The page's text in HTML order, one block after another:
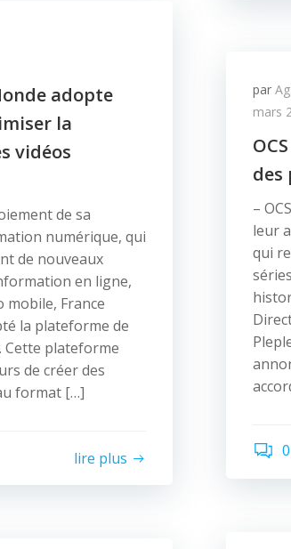
adopte
la
vidéos
de sa
numérique, qui
de nouveaux
en ligne,
mobile, France
la plateforme de
Cette plateforme
de créer des
format […]
lire plus
par
mars
des
–
leur
qui
0